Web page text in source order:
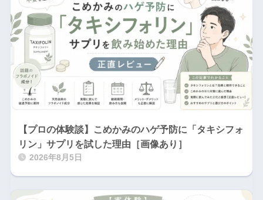
【プロの体験談】こめかみのハゲ予防に「タキシフォ
リン」サプリを試した理由［画像あり］
2026年8月5日